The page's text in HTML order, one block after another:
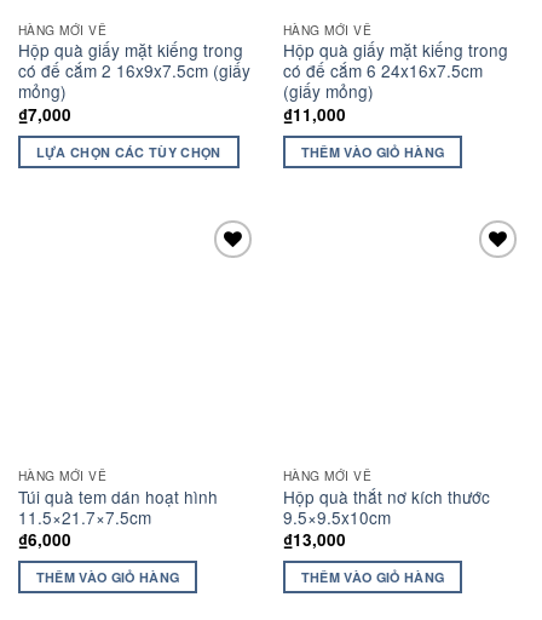
HÀNG MỚI VỀ
Hộp quà giấy mặt kiếng trong
có đế cắm 2 16x9x7.5cm (giấy
mỏng)
₫7,000
LỰA CHỌN CÁC TÙY CHỌN
HÀNG MỚI VỀ
Hộp quà giấy mặt kiếng trong
có đế cắm 6 24x16x7.5cm
(giấy mỏng)
₫11,000
THÊM VÀO GIỎ HÀNG
HÀNG MỚI VỀ
Túi quà tem dán hoạt hình
11.5×21.7×7.5cm
₫6,000
THÊM VÀO GIỎ HÀNG
HÀNG MỚI VỀ
Hộp quà thắt nơ kích thước
9.5×9.5x10cm
₫13,000
THÊM VÀO GIỎ HÀNG